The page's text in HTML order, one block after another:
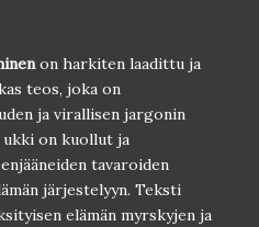
on harkiten laadittu ja
teos, joka on
ja virallisen jargonin
ukki on kuollut ja
tavaroiden
järjestelyyn. Teksti
elämän myrskyjen ja